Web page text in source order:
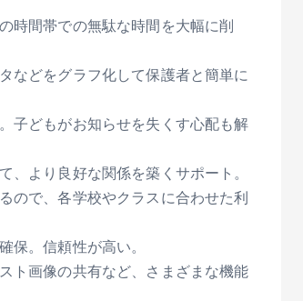
時間帯での無駄な時間を大幅に削
などをグラフ化して保護者と簡単に
子どもがお知らせを失くす心配も解
、より良好な関係を築くサポート。
ので、各学校やクラスに合わせた利
。信頼性が高い。
ト画像の共有など、さまざまな機能